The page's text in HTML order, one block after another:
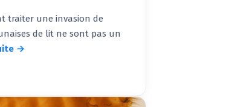
traiter une invasion de
de lit ne sont pas un
→